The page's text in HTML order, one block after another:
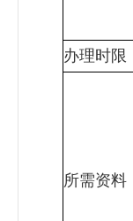
办理时限
所需资料